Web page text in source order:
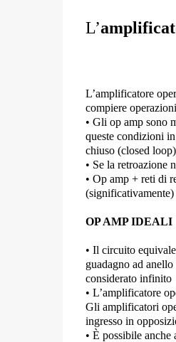
L’
L’amplificatore
compiere
• Gli op amp sono
queste condizioni
chiuso (closed loop)
• Se la retroazione
• Op amp + reti di
(significativamente)
OP AMP IDEALI
• Il circuito
guadagno ad
considerato infinito
• L’amplificatore
Gli amplificatori
ingresso in
• È possibile anche